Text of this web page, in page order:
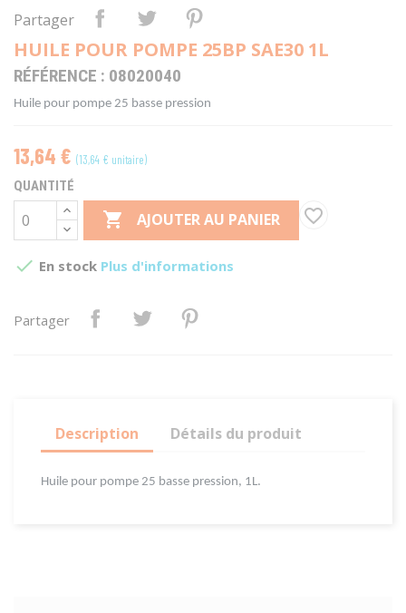
Partager
HUILE POUR POMPE 25BP SAE30 1L
RÉFÉRENCE : 08020040
Huile pour pompe 25 basse pression
13,64 € (13,64 € unitaire)
QUANTITÉ
 AJOUTER AU PANIER favorite_border
 En stock Plus d'informations
Partager
Description Détails du produit
Huile pour pompe 25 basse pression, 1L.